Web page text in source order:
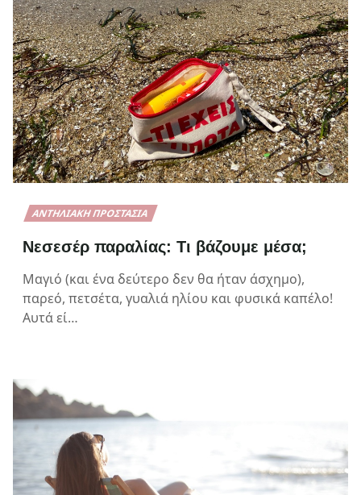
ΑΝΤΗΛΙΑΚΉ ΠΡΟΣΤΑΣΊΑ
Νεσεσέρ παραλίας: Τι βάζουμε μέσα;
Μαγιό (και ένα δεύτερο δεν θα ήταν άσχημο),
παρεό, πετσέτα, γυαλιά ηλίου και φυσικά καπέλο!
Αυτά εί…